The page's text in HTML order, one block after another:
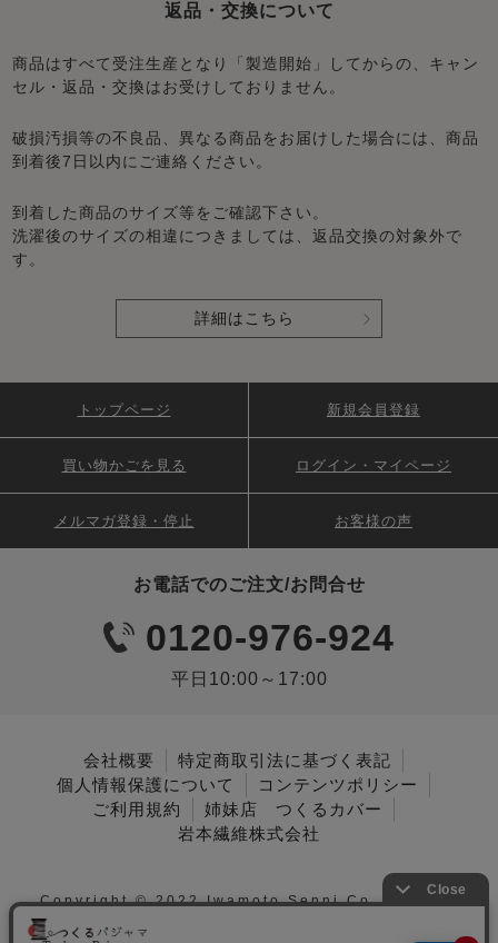
返品・交換について
商品はすべて受注生産となり「製造開始」してからの、キャン
セル・返品・交換はお受けしておりません。
破損汚損等の不良品、異なる商品をお届けした場合には、商品
到着後7日以内にご連絡ください。
到着した商品のサイズ等をご確認下さい。
洗濯後のサイズの相違につきましては、返品交換の対象外で
す。
詳細はこちら
お電話でのご注文/お問合せ
0120-976-924
平日10:00～17:00
トップページ 新規会員登録
買い物かごを見る ログイン・マイページ
メルマガ登録・停止 お客様の声
会社概要
特定商取引法に基づく表記
個人情報保護について
コンテンツポリシー
ご利用規約
姉妹店 つくるカバー
岩本繊維株式会社
Copyright © 2022 Iwamoto Senni Co., Ltd. All